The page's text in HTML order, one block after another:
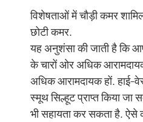
विशेषताओं में चौड़ी कमर
छोटी कमर.
यह अनुशंसा की जाती है कि
के चारों ओर अधिक
अधिक आरामदायक हों. हाई-
स्मूथ सिल्हूट प्राप्त किया जा
भी सहायता कर सकता है.